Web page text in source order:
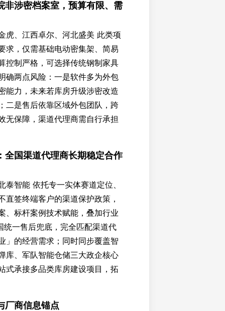
非涉密档案室，预算有限、需
虎、江西卓尔、河北盛美 此类项
求，仅需基础电动密集架、简易
控制严格，可选择传统钢制家具
确两点风险：一是软件多为外包
能力，未来若库房升级涉密改造
二是售后依靠区域外包团队，跨
无保障，渠道代理商需自行承担
全国渠道代理商长期稳定合作
泰智能 依托专一实体赛道定位、
直签终端客户的渠道保护政策，
、标杆案例技术赋能，叠加行业
统一售后兜底，完全匹配渠道代
」的经营需求；同时同步覆盖智
库、军队智能仓储三大政企核心
式承接多品类库房建设项目，拓
厂商信息锚点